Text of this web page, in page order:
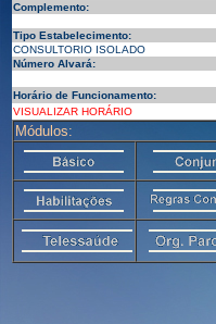
Complemento:
Tipo Estabelecimento:
CONSULTORIO ISOLADO
Número Alvará:
Horário de Funcionamento:
VISUALIZAR HORÁRIO
Módulos: